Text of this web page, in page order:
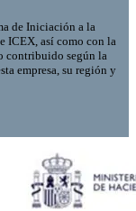
de Iniciación a la
ICEX, así como con la
contribuido según la
empresa, su región y